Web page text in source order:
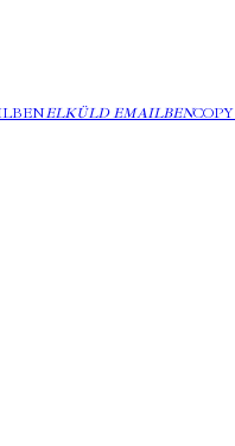
ELKÜLD EMAILBEN